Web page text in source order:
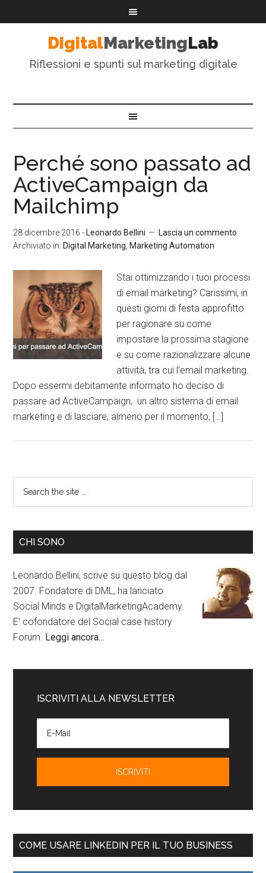
DigitalMarketingLab
Riflessioni e spunti sul marketing digitale
Perché sono passato ad
ActiveCampaign da
Mailchimp
28 dicembre 2016 - Leonardo Bellini
Lascia un commento
Archiviato in: Digital Marketing Marketing Automation
Stai ottimizzando i tuoi processi
di email marketing? Carissimi, in
questi giorni di festa approfitto
per ragionare su come
impostare la prossima stagione
e su come razionalizzare alcune
attività, tra cui l’email marketing.
Dopo essermi debitamente informato ho deciso di
passare ad ActiveCampaign, un altro sistema di email
marketing e di lasciare, almeno per il momento, […]
CHI SONO
Leonardo Bellini, scrive su questo blog dal
2007. Fondatore di DML, ha lanciato
Social Minds e DigitalMarketingAcademy.
E' cofondatore del Social case history
Forum. Leggi ancora…
ISCRIVITI ALLA NEWSLETTER
COME USARE LINKEDIN PER IL TUO BUSINESS